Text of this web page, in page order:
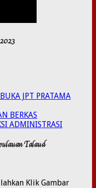
JPT PRATAMA
BERKAS
ADMINISTRASI
Talaud
Klik Gambar